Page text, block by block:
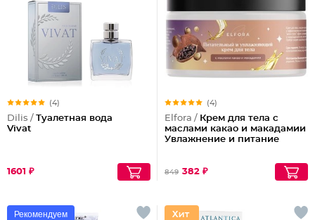
(4)
Dilis / Туалетная вода
Vivat
1601 ₽
(4)
Elfora / Крем для тела с
маслами какао и макадамии
Увлажнение и питание
849 382 ₽
Рекомендуем